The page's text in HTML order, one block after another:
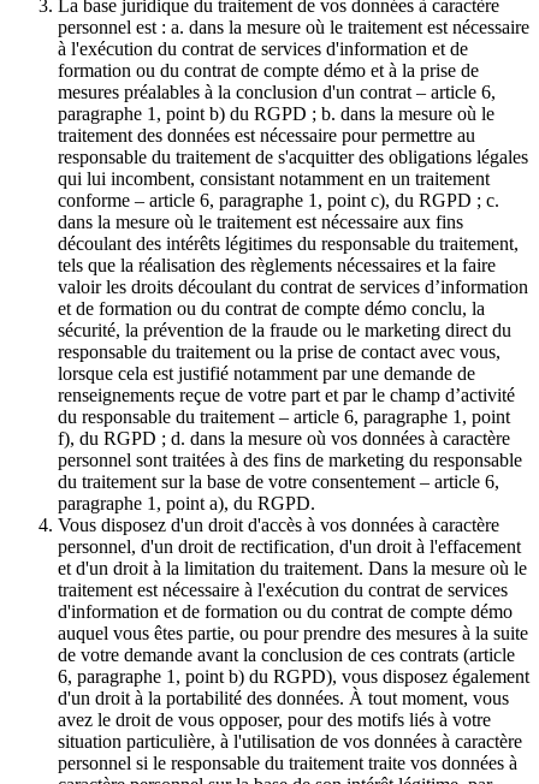
La base juridique du traitement de vos données à caractère
personnel est : a. dans la mesure où le traitement est nécessaire
à l'exécution du contrat de services d'information et de
formation ou du contrat de compte démo et à la prise de
mesures préalables à la conclusion d'un contrat – article 6,
paragraphe 1, point b) du RGPD ; b. dans la mesure où le
traitement des données est nécessaire pour permettre au
responsable du traitement de s'acquitter des obligations légales
qui lui incombent, consistant notamment en un traitement
conforme – article 6, paragraphe 1, point c), du RGPD ; c.
dans la mesure où le traitement est nécessaire aux fins
découlant des intérêts légitimes du responsable du traitement,
tels que la réalisation des règlements nécessaires et la faire
valoir les droits découlant du contrat de services d’information
et de formation ou du contrat de compte démo conclu, la
sécurité, la prévention de la fraude ou le marketing direct du
responsable du traitement ou la prise de contact avec vous,
lorsque cela est justifié notamment par une demande de
renseignements reçue de votre part et par le champ d’activité
du responsable du traitement – article 6, paragraphe 1, point
f), du RGPD ; d. dans la mesure où vos données à caractère
personnel sont traitées à des fins de marketing du responsable
du traitement sur la base de votre consentement – article 6,
paragraphe 1, point a), du RGPD.
Vous disposez d'un droit d'accès à vos données à caractère
personnel, d'un droit de rectification, d'un droit à l'effacement
et d'un droit à la limitation du traitement. Dans la mesure où le
traitement est nécessaire à l'exécution du contrat de services
d'information et de formation ou du contrat de compte démo
auquel vous êtes partie, ou pour prendre des mesures à la suite
de votre demande avant la conclusion de ces contrats (article
6, paragraphe 1, point b) du RGPD), vous disposez également
d'un droit à la portabilité des données. À tout moment, vous
avez le droit de vous opposer, pour des motifs liés à votre
situation particulière, à l'utilisation de vos données à caractère
personnel si le responsable du traitement traite vos données à